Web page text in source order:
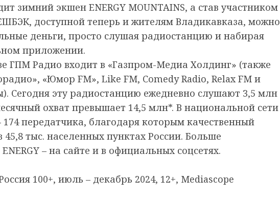
зимний экшен ENERGY MOUNTAINS, а став участником
доступной теперь и жителям Владикавказа, можно
деньги, просто слушая радиостанцию и набирая
приложении.
ГПМ Радио входит в «Газпром-Медиа Холдинг» (также
«Юмор FM», Like FM, Comedy Radio, Relax FM и
Сегодня эту радиостанцию ежедневно слушают 3,5 млн
охват превышает 14,5 млн*. В национальной сети
передатчика, благодаря которым качественный
45,8 тыс. населенных пунктах России. Больше
– на сайте и в официальных соцсетях.
100+, июль – декабрь 2024, 12+, Mediascope